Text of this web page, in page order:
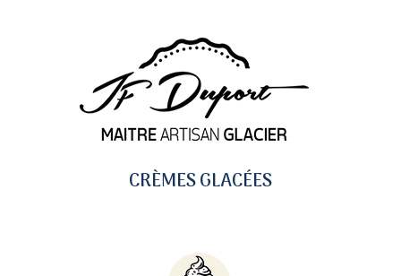
CRÈMES GLACÉES